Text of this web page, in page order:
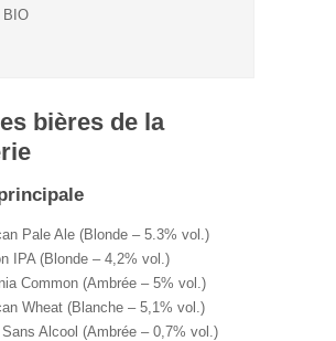
BIO
bières de la
Pale Ale (Blonde – 5.3% vol.)
IPA (Blonde – 4,2% vol.)
Common (Ambrée – 5% vol.)
Wheat (Blanche – 5,1% vol.)
Alcool (Ambrée – 0,7% vol.)